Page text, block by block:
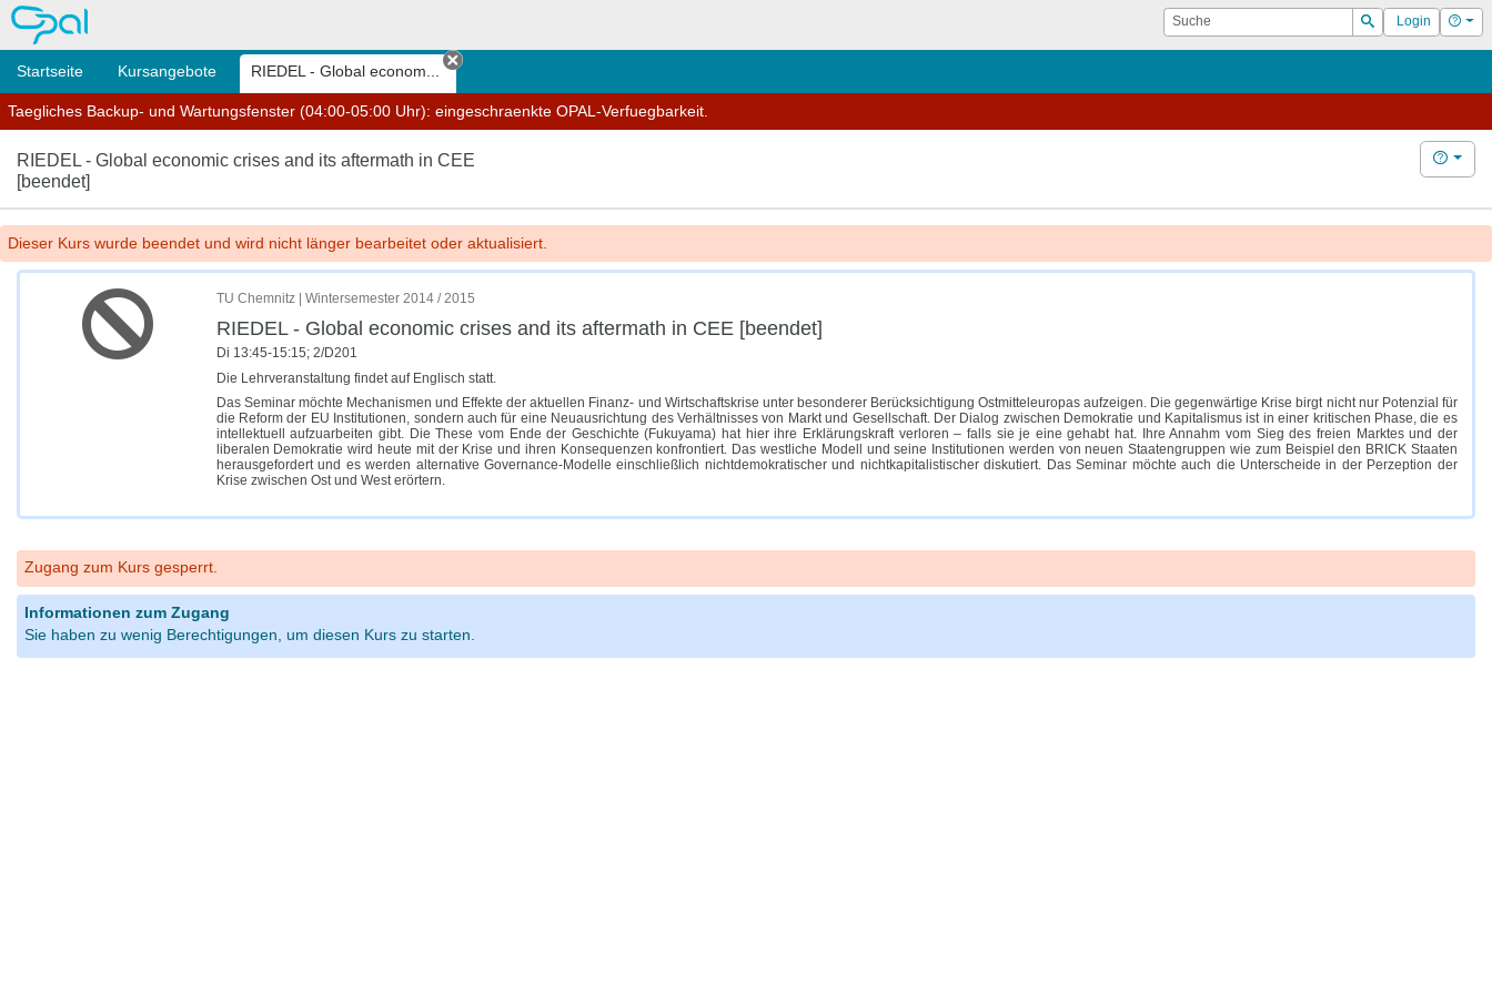
OPAL Suche
Suchen
Login Hilfe
Startseite Kursangebote RIEDEL - Global econom...
Tab schließen
Taegliches Backup- und Wartungsfenster (04:00-05:00 Uhr): eingeschraenkte OPAL-Verfuegbarkeit.
RIEDEL - Global economic crises and its aftermath in CEE
[beendet]
Hilfe
Dieser Kurs wurde beendet und wird nicht länger bearbeitet oder aktualisiert.
TU Chemnitz | Wintersemester 2014 / 2015
RIEDEL - Global economic crises and its aftermath in CEE [beendet]
Di 13:45-15:15; 2/D201
Die Lehrveranstaltung findet auf Englisch statt.
Das Seminar möchte Mechanismen und Effekte der aktuellen Finanz- und Wirtschaftskrise unter besonderer Berücksichtigung Ostmitteleuropas aufzeigen. Die gegenwärtige Krise birgt nicht nur Potenzial für
die Reform der EU Institutionen, sondern auch für eine Neuausrichtung des Verhältnisses von Markt und Gesellschaft. Der Dialog zwischen Demokratie und Kapitalismus ist in einer kritischen Phase, die es
intellektuell aufzuarbeiten gibt. Die These vom Ende der Geschichte (Fukuyama) hat hier ihre Erklärungskraft verloren – falls sie je eine gehabt hat. Ihre Annahm vom Sieg des freien Marktes und der
liberalen Demokratie wird heute mit der Krise und ihren Konsequenzen konfrontiert. Das westliche Modell und seine Institutionen werden von neuen Staatengruppen wie zum Beispiel den BRICK Staaten
herausgefordert und es werden alternative Governance-Modelle einschließlich nichtdemokratischer und nichtkapitalistischer diskutiert. Das Seminar möchte auch die Unterscheide in der Perzeption der
Krise zwischen Ost und West erörtern.
Zugang zum Kurs gesperrt.
Informationen zum Zugang
Sie haben zu wenig Berechtigungen, um diesen Kurs zu starten.